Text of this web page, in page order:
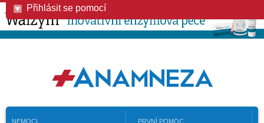
Přihlásit se pomocí
NEMOCI
PRVNÍ POMOC